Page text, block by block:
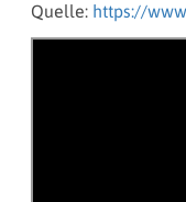
Quelle: https://